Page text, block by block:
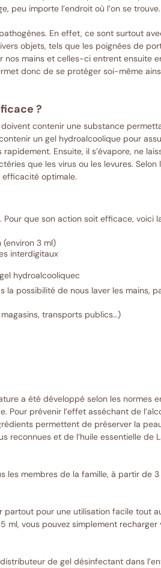
peu importe l’endroit où l’on se trouve.
En effet, ce sont surtout
objets, tels que les poignées de
mains et celles-ci entrent ensuite
donc de se protéger soi-même
?
contenir une substance
un gel hydroalcoolique pour
Ensuite, il s’évapore, ne
que les virus ou les levures. Selon
efficacité optimale.
que son action soit efficace, voici
3 ml)
interdigitaux
hydroalcooliquec
la possibilité de nous laver les mains,
transports publics…)
a été développé selon les normes
prévenir l’effet asséchant de
permettent de préserver la
reconnues et de l’huile essentielle de
membres de la famille, à partir de 3
pour une utilisation facile tout
vous pouvez simplement
de gel désinfectant dans